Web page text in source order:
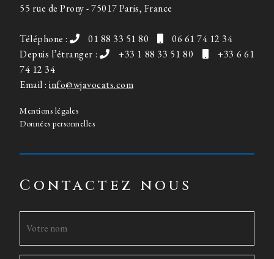
55 rue de Prony - 75017 Paris, France
Téléphone : 01 88 33 51 80
06 61 74 12 34
Depuis l’étranger :
+33 1 88 33 51 80
+33 6 61
74 12 34
Email : info@wjavocats.com
Mentions légales
Données personnelles
Contactez nous